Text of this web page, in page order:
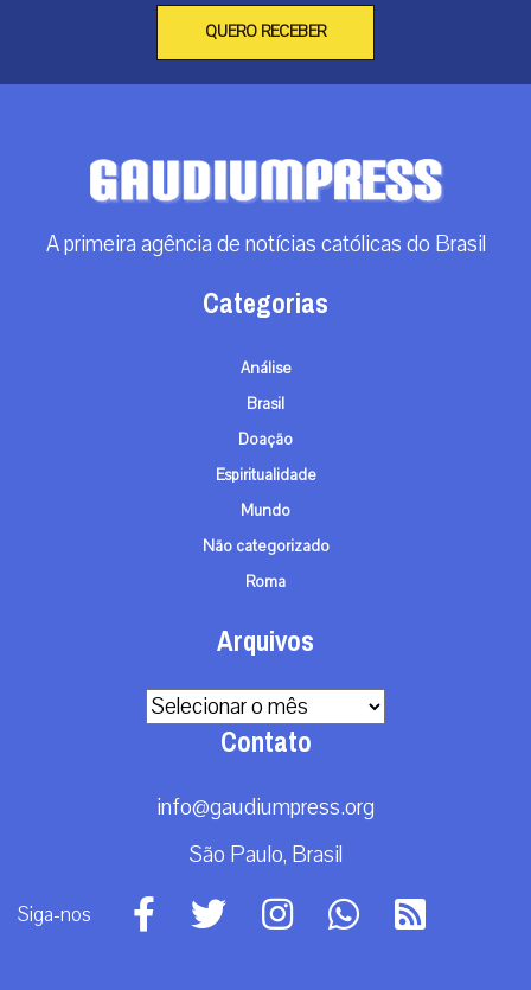
QUERO RECEBER
A primeira agência de notícias católicas do Brasil
Categorias
Análise
Brasil
Doação
Espiritualidade
Mundo
Não categorizado
Roma
Arquivos
Arquivos
Contato
info@gaudiumpress.org
São Paulo, Brasil
Siga-nos